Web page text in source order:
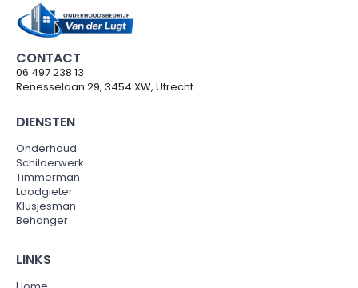
CONTACT
06 497 238 13
Renesselaan 29, 3454 XW, Utrecht
DIENSTEN
Onderhoud
Schilderwerk
Timmerman
Loodgieter
Klusjesman
Behanger
LINKS